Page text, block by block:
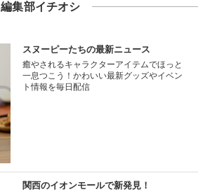
編集部イチオシ
スヌーピーたちの最新ニュース
癒やされるキャラクターアイテムでほっと
一息つこう！かわいい最新グッズやイベン
ト情報を毎日配信
関西のイオンモールで新発見！